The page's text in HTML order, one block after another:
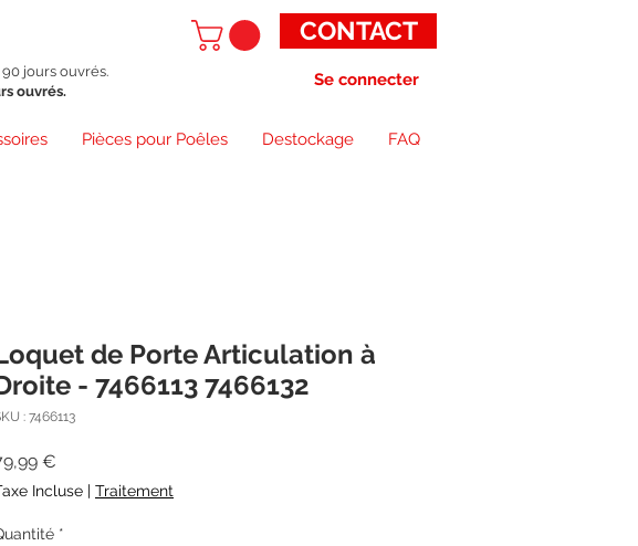
CONTACT
jours ouvrés.
ouvrés.
Se connecter
Pièces pour Poêles Destockage FAQ
de Porte Articulation à
- 7466113 7466132
: 7466113
€
Incluse | Traitement
*